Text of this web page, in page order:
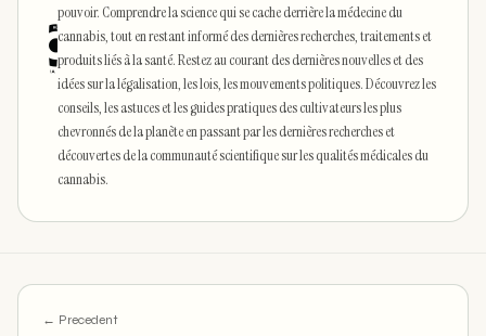
pouvoir. Comprendre la science qui se cache derrière la médecine du
cannabis, tout en restant informé des dernières recherches, traitements et
produits liés à la santé. Restez au courant des dernières nouvelles et des
idées sur la légalisation, les lois, les mouvements politiques. Découvrez les
conseils, les astuces et les guides pratiques des cultivateurs les plus
chevronnés de la planète en passant par les dernières recherches et
découvertes de la communauté scientifique sur les qualités médicales du
cannabis.
← Precedent